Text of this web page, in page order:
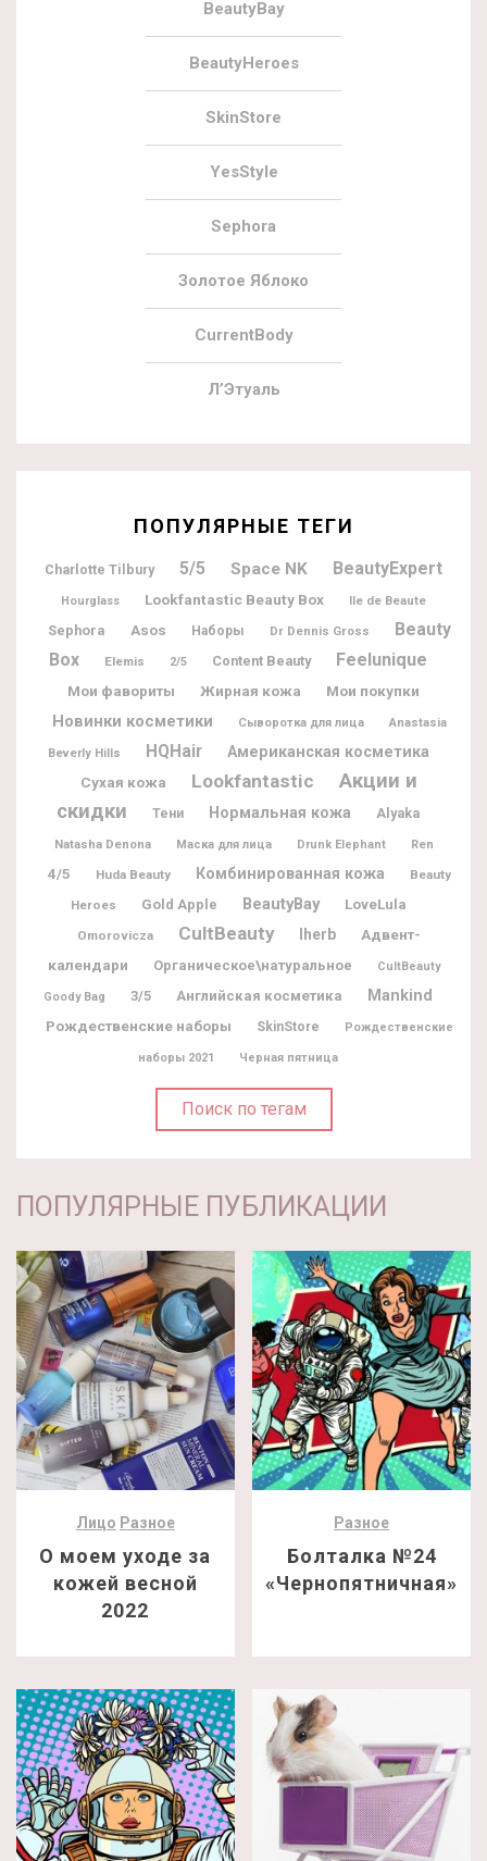
BeautyBay
BeautyHeroes
SkinStore
YesStyle
Sephora
Золотое Яблоко
CurrentBody
Л’Этуаль
ПОПУЛЯРНЫЕ ТЕГИ
Charlotte Tilbury 5/5 Space NK BeautyExpert
Hourglass Lookfantastic Beauty Box Ile de Beaute
Sephora Asos Наборы Dr Dennis Gross
Beauty
Box
Elemis 2/5 Content Beauty Feelunique
Мои фавориты Жирная кожа Мои покупки
Новинки косметики Сыворотка для лица Anastasia
Beverly Hills HQHair Американская косметика
Сухая кожа Lookfantastic
Акции и
скидки
Тени Нормальная кожа Alyaka
Natasha Denona Маска для лица Drunk Elephant Ren
4/5 Huda Beauty Комбинированная кожа
Beauty
Heroes
Gold Apple BeautyBay LoveLula
Omorovicza CultBeauty Iherb
Адвент-
календари
Органическое\натуральное CultBeauty
Goody Bag 3/5 Английская косметика Mankind
Рождественские наборы SkinStore Рождественские
наборы 2021 Черная пятница
Поиск по тегам
ПОПУЛЯРНЫЕ ПУБЛИКАЦИИ
Лицо Разное
О моем уходе за
кожей весной
2022
Разное
Болталка №24
«Чернопятничная»